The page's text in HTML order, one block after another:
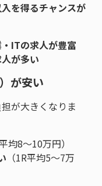
を得るチャンスが
ITの求人が豊富
が多い
が安い
が大きくなりま
平均8～10万円）
（1R平均5～7万